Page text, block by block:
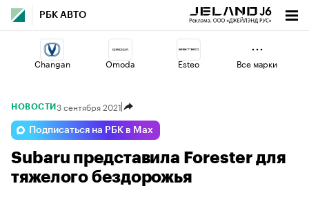
РБК АВТО
Changan Omoda Esteo
Geely Jaecoo
Volga Haval Lada
Все марки
НОВОСТИ 3 сентября 2021
Подписаться на РБК в Max
Subaru представила Forester для
тяжелого бездорожья